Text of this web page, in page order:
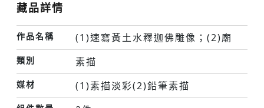
藏品詳情
作品名稱 (1)速寫黃土水釋迦佛雕像；(2)廟
類別 素描
媒材 (1)素描淡彩(2)鉛筆素描